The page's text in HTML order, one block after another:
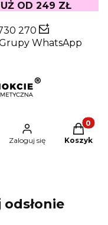
OD 249 ZŁ
270
WhatsApp
Zaloguj się Koszyk